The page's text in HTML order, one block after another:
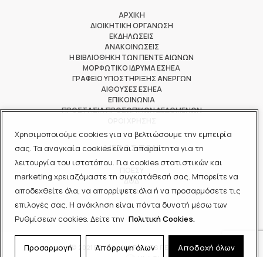
Χρησιμοποιούμε cookies για να βελτιώσουμε την εμπειρία
σας. Τα αναγκαία cookies είναι απαραίτητα για τη
λειτουργία του ιστοτόπου. Για cookies στατιστικών και
marketing χρειαζόμαστε τη συγκατάθεσή σας. Μπορείτε να
αποδεχθείτε όλα, να απορρίψετε όλα ή να προσαρμόσετε τις
επιλογές σας. Η ανάκληση είναι πάντα δυνατή μέσω των
Ρυθμίσεων cookies. Δείτε την Πολιτική Cookies.
Προσαρμογή Απόρριψη όλων Αποδοχή όλων
ΑΡΧΙΚΗ
ΔΙΟΙΚΗΤΙΚΗ ΟΡΓΑΝΩΣΗ
ΕΚΔΗΛΩΣΕΙΣ
ΑΝΑΚΟΙΝΩΣΕΙΣ
Η ΒΙΒΛΙΟΘΗΚΗ ΤΩΝ ΠΕΝΤΕ ΑΙΩΝΩΝ
ΜΟΡΦΩΤΙΚΟ ΙΔΡΥΜΑ ΕΣΗΕΑ
ΓΡΑΦΕΙΟ ΥΠΟΣΤΗΡΙΞΗΣ ΑΝΕΡΓΩΝ
ΑΙΘΟΥΣΕΣ ΕΣΗΕΑ
ΕΠΙΚΟΙΝΩΝΙΑ
ΠΡΟΣΤΑΣΙΑ ΠΡΟΣΩΠΙΚΩΝ ΔΕΔΟΜΕΝΩΝ
ΜΕΛΟΣ ΤΩΝ
ΔΟΔ
ΕΟΔ
© 2021 ΕΣΗΕΑ - ALL RIGHTS RESERVED